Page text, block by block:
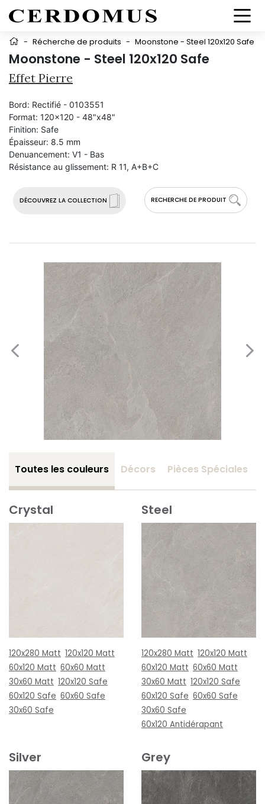
- Récherche de produits - Moonstone - Steel 120x120 Safe
Moonstone - Steel 120x120 Safe
Effet Pierre
DÉCOUVREZ LA COLLECTION RECHERCHE DE PRODUIT
Bord: Rectifié - 0103551
Format: 120x120 - 48"x48"
Finition: Safe
Épaisseur: 8.5 mm
Denuancement: V1 - Bas
Résistance au glissement: R 11, A+B+C
Toutes les couleurs Décors Pièces Spéciales
Crystal
120x280 Matt 120x120 Matt
60x120 Matt 60x60 Matt
30x60 Matt 120x120 Safe
60x120 Safe 60x60 Safe
30x60 Safe
Steel
120x280 Matt 120x120 Matt
60x120 Matt 60x60 Matt
30x60 Matt 120x120 Safe
60x120 Safe 60x60 Safe
30x60 Safe
60x120 Antidérapant
Silver Grey